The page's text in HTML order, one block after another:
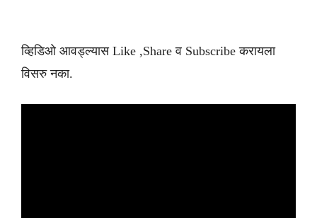
व्हिडिओ आवड्ल्यास Like ,Share व Subscribe करायला
विसरु नका.